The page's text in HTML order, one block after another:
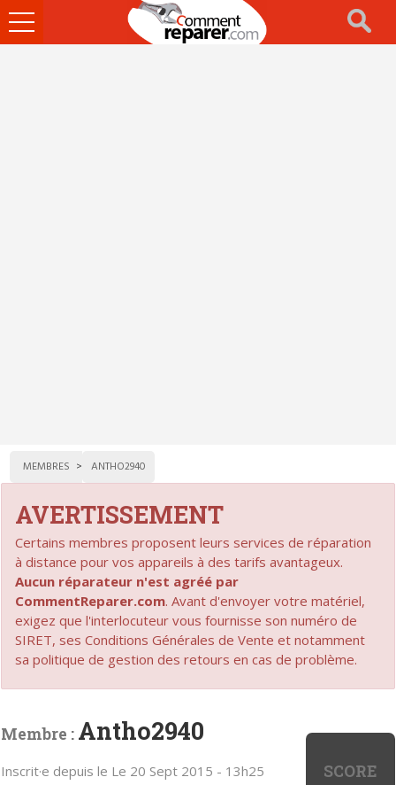
Ouvrir
le
MEMBRES ANTHO2940
AVERTISSEMENT
Certains membres proposent leurs services de réparation
à distance pour vos appareils à des tarifs avantageux.
Aucun réparateur n'est agréé par
CommentReparer.com. Avant d'envoyer votre matériel,
exigez que l'interlocuteur vous fournisse son numéro de
SIRET, ses Conditions Générales de Vente et notamment
sa politique de gestion des retours en cas de problème.
SCORE
Membre : Antho2940
Inscrit·e depuis le Le 20 Sept 2015 - 13h25